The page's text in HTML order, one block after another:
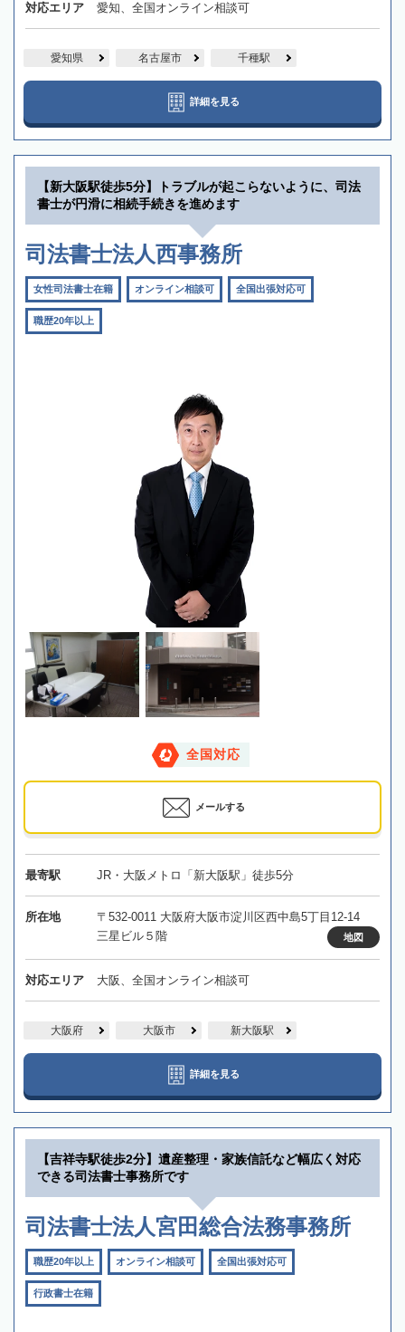
対応エリア 愛知、全国オンライン相談可
愛知県 名古屋市 千種駅
詳細を見る
【新大阪駅徒歩5分】トラブルが起こらないように、司法
書士が円滑に相続手続きを進めます
司法書士法人西事務所
女性司法書士在籍 オンライン相談可 全国出張対応可
職歴20年以上
全国対応
メールする
最寄駅 JR・大阪メトロ「新大阪駅」徒歩5分
所在地
〒532-0011 大阪府大阪市淀川区西中島5丁目12-14
三星ビル５階
地図
対応エリア 大阪、全国オンライン相談可
大阪府 大阪市 新大阪駅
詳細を見る
【吉祥寺駅徒歩2分】遺産整理・家族信託など幅広く対応
できる司法書士事務所です
司法書士法人宮田総合法務事務所
職歴20年以上 オンライン相談可 全国出張対応可
行政書士在籍